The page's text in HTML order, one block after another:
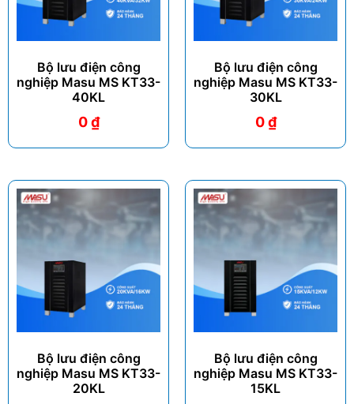
Bộ lưu điện công
nghiệp Masu MS KT33-
40KL
0₫
Bộ lưu điện công
nghiệp Masu MS KT33-
30KL
0₫
Bộ lưu điện công
nghiệp Masu MS KT33-
20KL
Bộ lưu điện công
nghiệp Masu MS KT33-
15KL